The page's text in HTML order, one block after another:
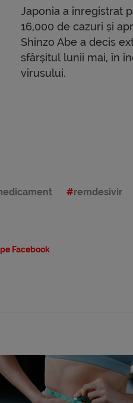
Japonia a înregistrat
16,000 de cazuri și
Shinzo Abe a decis
sfârșitul lunii mai, în
virusului.
remdesivir
Facebook